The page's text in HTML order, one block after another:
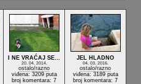
I NE VRAĆAJ SE…
20. 04. 2014.
ostalo/razno
viđena: 3209 puta
broj komentara: 7
JEL HLADNO
04. 03. 2016.
ostalo/razno
viđena: 3189 puta
broj komentara: 7